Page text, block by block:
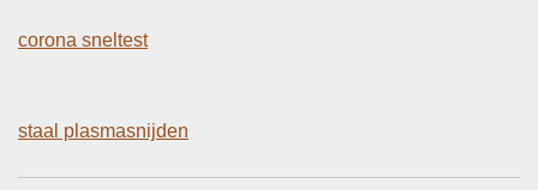
corona sneltest
staal plasmasnijden